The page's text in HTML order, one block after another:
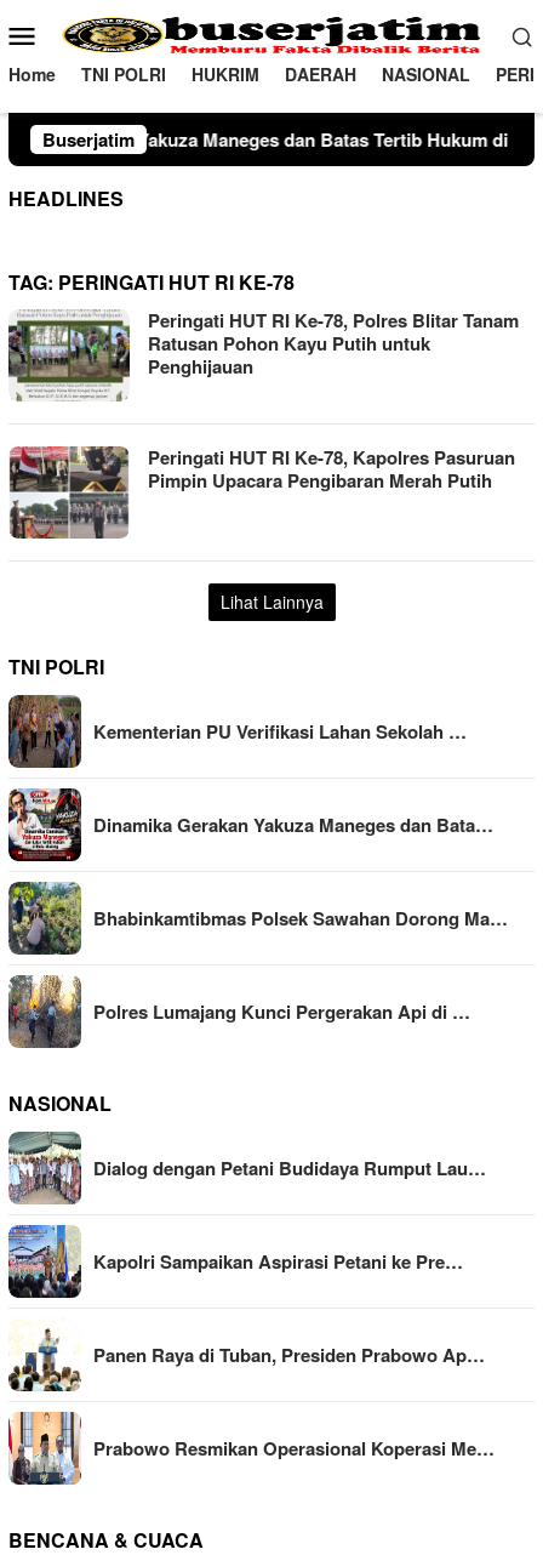
ke
konten
Menu
Mobile
Home TNI POLRI HUKRIM DAERAH NASIONAL
Buserjatimdan Batas Tertib Hukum di Kota Malang
HEADLINES
TAG: PERINGATI HUT RI KE-78
Peringati HUT RI Ke-78, Polres Blitar Tanam
Ratusan Pohon Kayu Putih untuk
Penghijauan
Peringati HUT RI Ke-78, Kapolres Pasuruan
Pimpin Upacara Pengibaran Merah Putih
Lihat Lainnya
TNI POLRI
Kementerian PU Verifikasi Lahan Sekolah …
Dinamika Gerakan Yakuza Maneges dan Bata…
Bhabinkamtibmas Polsek Sawahan Dorong Ma…
Polres Lumajang Kunci Pergerakan Api di …
NASIONAL
Dialog dengan Petani Budidaya Rumput Lau…
Kapolri Sampaikan Aspirasi Petani ke Pre…
Panen Raya di Tuban, Presiden Prabowo Ap…
Prabowo Resmikan Operasional Koperasi Me…
BENCANA & CUACA